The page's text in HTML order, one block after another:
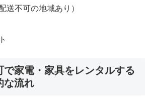
送不可の地域あり）
で家電・家具をレンタルする
な流れ